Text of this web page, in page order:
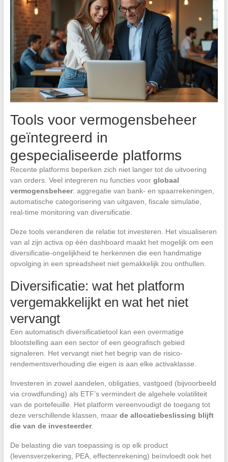
Tools voor vermogensbeheer
geïntegreerd in
gespecialiseerde platforms
Recente platforms beperken zich niet langer tot de uitvoering
van orders. Veel integreren nu functies voor globaal
vermogensbeheer: aggregatie van bank- en spaarrekeningen,
automatische categorisering van uitgaven, fiscale simulatie,
real-time monitoring van diversificatie.
Deze tools veranderen de relatie tot investeren. Het visualiseren
van al zijn activa op één dashboard maakt het mogelijk om een
diversificatie-ongelijkheid te herkennen die een handmatige
opvolging in een spreadsheet niet gemakkelijk zou onthullen.
Diversificatie: wat het platform
vergemakkelijkt en wat het niet
vervangt
Een automatisch diversificatietool kan een overmatige
blootstelling aan een sector of een geografisch gebied
signaleren. Het vervangt niet het begrip van de risico-
rendementsverhouding die eigen is aan elke activaklasse.
Investeren in zowel aandelen, obligaties, vastgoed (bijvoorbeeld
via crowdfunding) als ETF’s vermindert de algehele volatiliteit
van de portefeuille. Het platform vereenvoudigt de toegang tot
deze verschillende klassen, maar de allocatiebeslissing blijft
die van de investeerder.
De belasting die van toepassing is op elk product
(levensverzekering, PEA, effectenrekening) beïnvloedt ook het